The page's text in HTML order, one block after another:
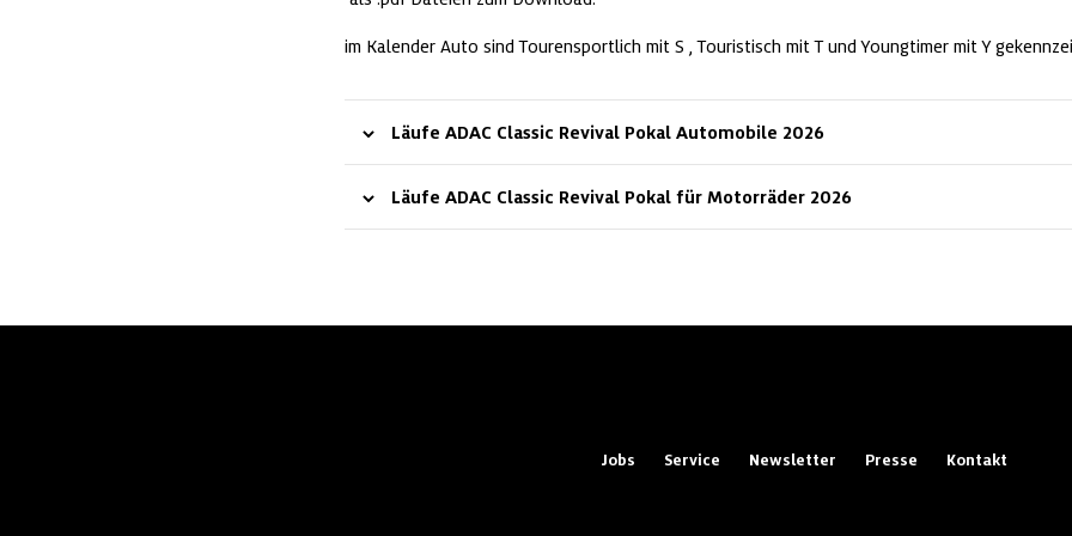
im Kalender Auto sind Tourensportlich mit S , Touristisch mit T und Youngtimer mit Y
Läufe ADAC Classic Revival Pokal Automobile 2026
Läufe ADAC Classic Revival Pokal für Motorräder 2026
Jobs Service Newsletter Presse Kontakt